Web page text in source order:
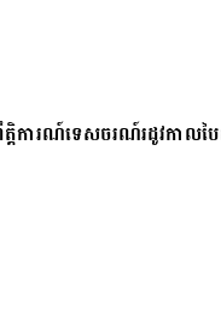
ារណ៍ទេសចរណ៍រដូវកាលបៃត